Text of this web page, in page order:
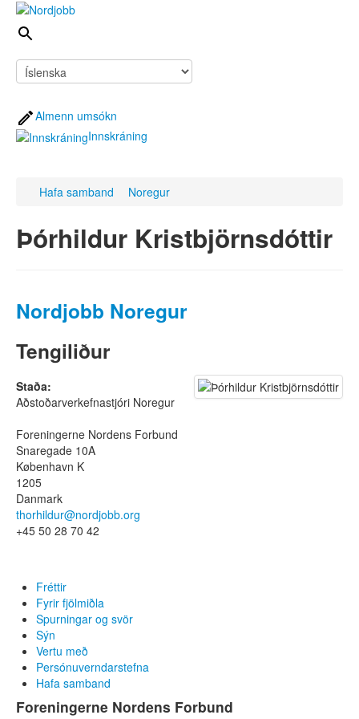
Almenn umsókn
Innskráning
Sækja um vinnu
Fyrir vinnuveitendur
Um Nordjobb
Laus störf
Gagnlegar upplýsingar
Frásagnir
Algengar spurningar
Fyrir vinnuveitendur
Kostir við Nordjobb
Frásagnir vinnuveitenda
Algengar spurningar
Almennir skilmálar
Menning og frístund
Útleiga
Algengar spurningar
Saga okkar
Sýn
Vertu með
Á döfinni
Hafa samband Noregur
Þórhildur Kristbjörnsdóttir
Nordjobb Noregur
Tengiliður
Staða:
Aðstoðarverkefnastjóri Noregur
Foreningerne Nordens Forbund
Snaregade 10A
København K
1205
Danmark
thorhildur@nordjobb.org
+45 50 28 70 42
Fréttir
Fyrir fjölmiðla
Spurningar og svör
Sýn
Vertu með
Persónuverndarstefna
Hafa samband
Foreningerne Nordens Forbund